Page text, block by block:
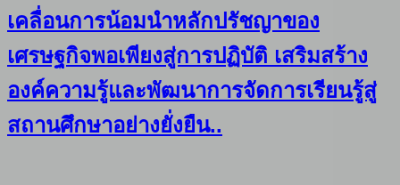
เคลื่อนการน้อมนำหลักปรัชญาของ
เศรษฐกิจพอเพียงสู่การปฏิบัติ เสริมสร้าง
องค์ความรู้และพัฒนาการจัดการเรียนรู้สู่
สถานศึกษาอย่างยั่งยืน..